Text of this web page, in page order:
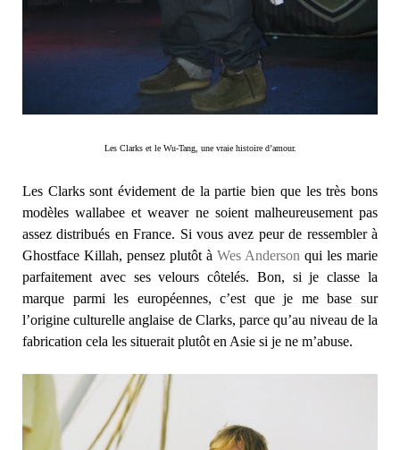
Les Clarks et le Wu-Tang, une vraie histoire d’amour.
Les Clarks sont évidement de la partie bien que les très bons
modèles wallabee et weaver ne soient malheureusement pas
assez distribués en France. Si vous avez peur de ressembler à
Ghostface Killah, pensez plutôt à Wes Anderson qui les marie
parfaitement avec ses velours côtelés. Bon, si je classe la
marque parmi les européennes, c’est que je me base sur
l’origine culturelle anglaise de Clarks, parce qu’au niveau de la
fabrication cela les situerait plutôt en Asie si je ne m’abuse.